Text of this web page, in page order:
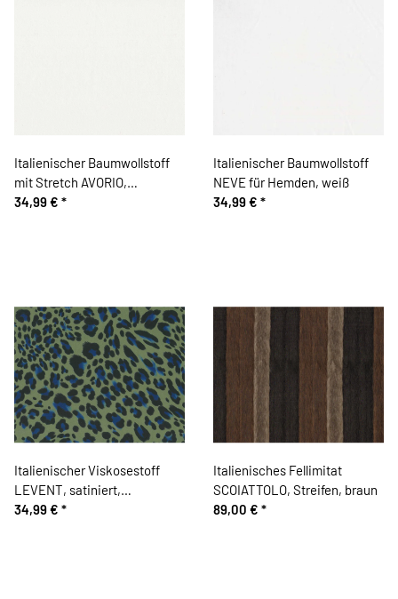
Italienischer Baumwollstoff
mit Stretch AVORIO,
Gabardine, wollweiß
34,99 € *
Italienischer Baumwollstoff
NEVE für Hemden, weiß
34,99 € *
Italienischer Viskosestoff
LEVENT, satiniert,
Leopardenmuster, olive
34,99 € *
Italienisches Fellimitat
SCOIATTOLO, Streifen, braun
89,00 € *